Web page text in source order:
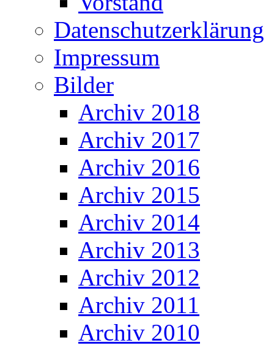
Datenschutzerklärung
Impressum
Bilder
Archiv 2018
Archiv 2017
Archiv 2016
Archiv 2015
Archiv 2014
Archiv 2013
Archiv 2012
Archiv 2011
Archiv 2010